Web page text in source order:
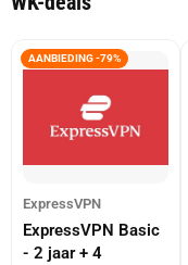
AANBIEDING -79%
ExpressVPN
ExpressVPN Basic
- 2 jaar + 4